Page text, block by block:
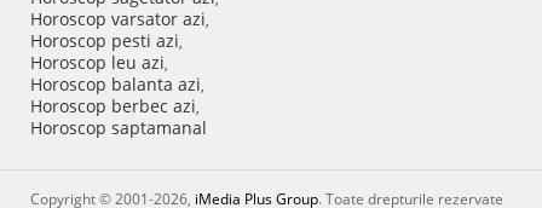
Horoscop varsator azi,
Horoscop pesti azi,
Horoscop leu azi,
Horoscop balanta azi,
Horoscop berbec azi,
Horoscop saptamanal
Copyright © 2001-2026, iMedia Plus Group. Toate drepturile rezervate